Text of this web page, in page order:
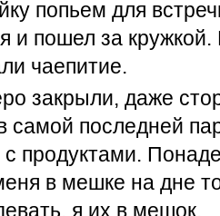
попьем для
и пошел за
чаепитие.
закрыли, даже
самой последней
продуктами.
в мешке на дне
я их в мешок.